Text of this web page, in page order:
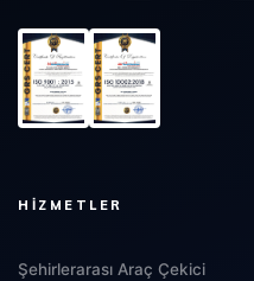
HIZMETLER
Şehirlerarası Araç Çekici